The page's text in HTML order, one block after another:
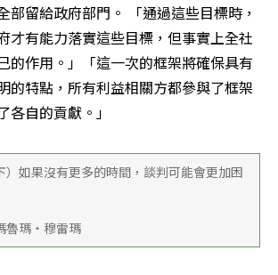
部留給政府部門。 「通過這些目標時，
才有能力落實這些目標，但事實上全社
的作用。」「這一次的框架將確保具有
的特點，所有利益相關方都參與了框架
各自的貢獻。」
）如果沒有更多的時間，談判可能會更加困
瑪・穆雷瑪